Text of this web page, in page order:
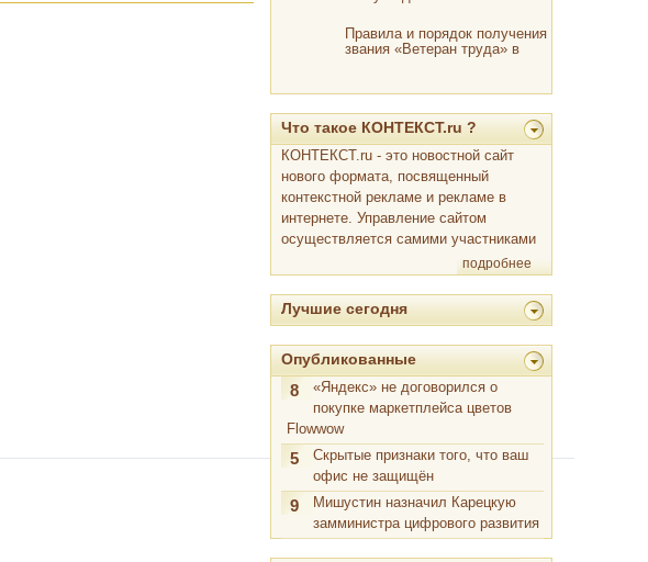
Правила и порядок получения
звания «Ветеран труда» в
Что такое КОНТЕКСТ.ru ?
КОНТЕКСТ.ru - это новостной сайт
нового формата, посвященный
контекстной рекламе и рекламе в
интернете. Управление сайтом
осуществляется самими участниками
подробнее
Лучшие сегодня
Опубликованные
8
«Яндекс» не договорился о
покупке маркетплейса цветов
Flowwow
5
Скрытые признаки того, что ваш
офис не защищён
9
Мишустин назначил Карецкую
замминистра цифрового развития